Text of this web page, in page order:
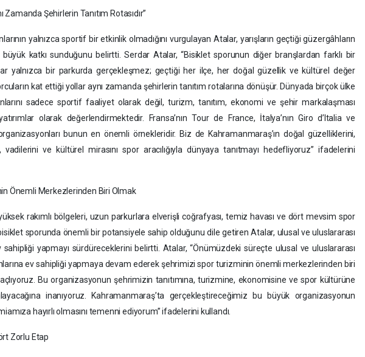
Zamanda Şehirlerin Tanıtım Rotasıdır”
yalnızca sportif bir etkinlik olmadığını vurgulayan Atalar, yarışların geçtiği güzergâhların
büyük katkı sunduğunu belirtti. Serdar Atalar, “Bisiklet sporunun diğer branşlardan farklı bir
yalnızca bir parkurda gerçekleşmez; geçtiği her ilçe, her doğal güzellik ve kültürel değer
kat ettiği yollar aynı zamanda şehirlerin tanıtım rotalarına dönüşür. Dünyada birçok ülke
sadece sportif faaliyet olarak değil, turizm, tanıtım, ekonomi ve şehir markalaşması
olarak değerlendirmektedir. Fransa’nın Tour de France, İtalya’nın Giro d’Italia ve
bunun en önemli örnekleridir. Biz de Kahramanmaraş’ın doğal güzelliklerini,
vadilerini ve kültürel mirasını spor aracılığıyla dünyaya tanıtmayı hedefliyoruz” ifadelerini
Önemli Merkezlerinden Biri Olmak
rakımlı bölgeleri, uzun parkurlara elverişli coğrafyası, temiz havası ve dört mevsim spor
sporunda önemli bir potansiyele sahip olduğunu dile getiren Atalar, ulusal ve uluslararası
yapmayı sürdüreceklerini belirtti. Atalar, “Önümüzdeki süreçte ulusal ve uluslararası
ev sahipliği yapmaya devam ederek şehrimizi spor turizminin önemli merkezlerinden biri
Bu organizasyonun şehrimizin tanıtımına, turizmine, ekonomisine ve spor kültürüne
inanıyoruz. Kahramanmaraş’ta gerçekleştireceğimiz bu büyük organizasyonun
hayırlı olmasını temenni ediyorum” ifadelerini kullandı.
Zorlu Etap